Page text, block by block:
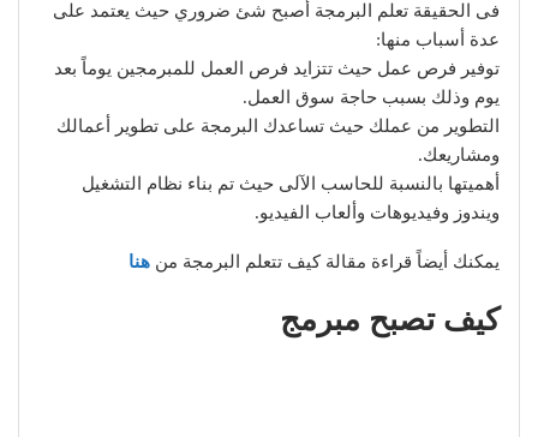
فى الحقيقة تعلم البرمجة أصبح شئ ضروري حيث يعتمد على
عدة أسباب منها:
توفير فرص عمل حيث تتزايد فرص العمل للمبرمجين يوماً بعد
يوم وذلك بسبب حاجة سوق العمل.
التطوير من عملك حيث تساعدك البرمجة على تطوير أعمالك
ومشاريعك.
أهميتها بالنسبة للحاسب الآلى حيث تم بناء نظام التشغيل
ويندوز وفيديوهات وألعاب الفيديو.
يمكنك أيضاً قراءة مقالة كيف تتعلم البرمجة من هنا
كيف تصبح مبرمج